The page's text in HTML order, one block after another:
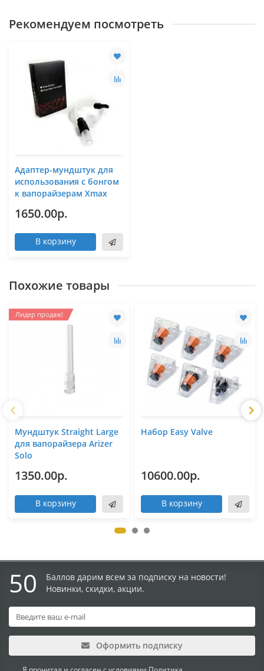
Рекомендуем посмотреть
Адаптер-мундштук для
использования с бонгом
к вапорайзерам Xmax
1650.00р.
В корзину
Похожие товары
Лидер продаж!
Мундштук Straight Large
для вапорайзера Arizer
Solo
1350.00р.
В корзину
Набор Easy Valve
10600.00р.
В корзину
50
Баллов дарим всем за подписку на новости!
Новинки, скидки, акции.
Оформить подписку